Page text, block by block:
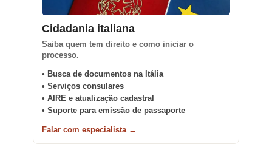
Cidadania italiana
Saiba quem tem direito e como iniciar o
processo.
• Busca de documentos na Itália
• Serviços consulares
• AIRE e atualização cadastral
• Suporte para emissão de passaporte
Falar com especialista →